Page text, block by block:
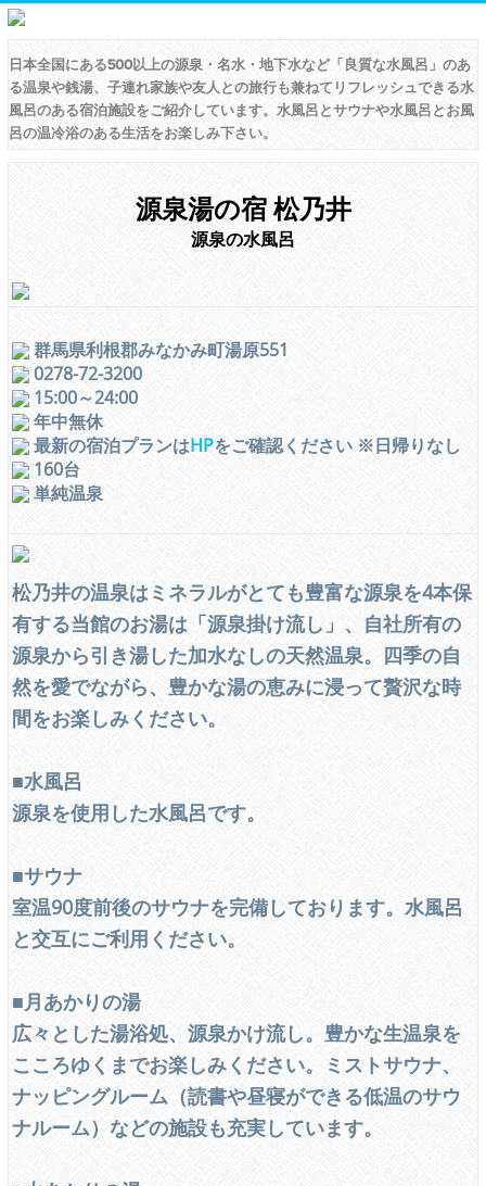
日本全国にある500以上の源泉・名水・地下水など「良質な水風呂」のあ
る温泉や銭湯、子連れ家族や友人との旅行も兼ねてリフレッシュできる水
風呂のある宿泊施設をご紹介しています。水風呂とサウナや水風呂とお風
呂の温冷浴のある生活をお楽しみ下さい。
源泉湯の宿 松乃井
源泉の水風呂
群馬県利根郡みなかみ町湯原551
0278-72-3200
15:00～24:00
年中無休
最新の宿泊プランはHPをご確認ください ※日帰りなし
160台
単純温泉
松乃井の温泉はミネラルがとても豊富な源泉を4本保
有する当館のお湯は「源泉掛け流し」、自社所有の
源泉から引き湯した加水なしの天然温泉。四季の自
然を愛でながら、豊かな湯の恵みに浸って贅沢な時
間をお楽しみください。
■水風呂
源泉を使用した水風呂です。
■サウナ
室温90度前後のサウナを完備しております。水風呂
と交互にご利用ください。
■月あかりの湯
広々とした湯浴処、源泉かけ流し。豊かな生温泉を
こころゆくまでお楽しみください。ミストサウナ、
ナッピングルーム（読書や昼寝ができる低温のサウ
ナルーム）などの施設も充実しています。